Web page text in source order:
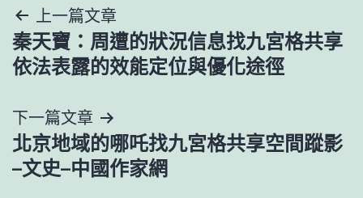
文
章
覽
上一篇文章
秦天寶：周遭的狀況信息找九宮格共享
依法表露的效能定位與優化途徑
下一篇文章
北京地域的哪吒找九宮格共享空間蹤影
–文史–中國作家網